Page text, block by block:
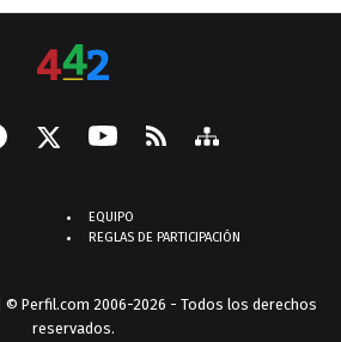
EQUIPO
REGLAS DE PARTICIPACIÓN
| © Perfil.com 2006-2026 - Todos los derechos
reservados.